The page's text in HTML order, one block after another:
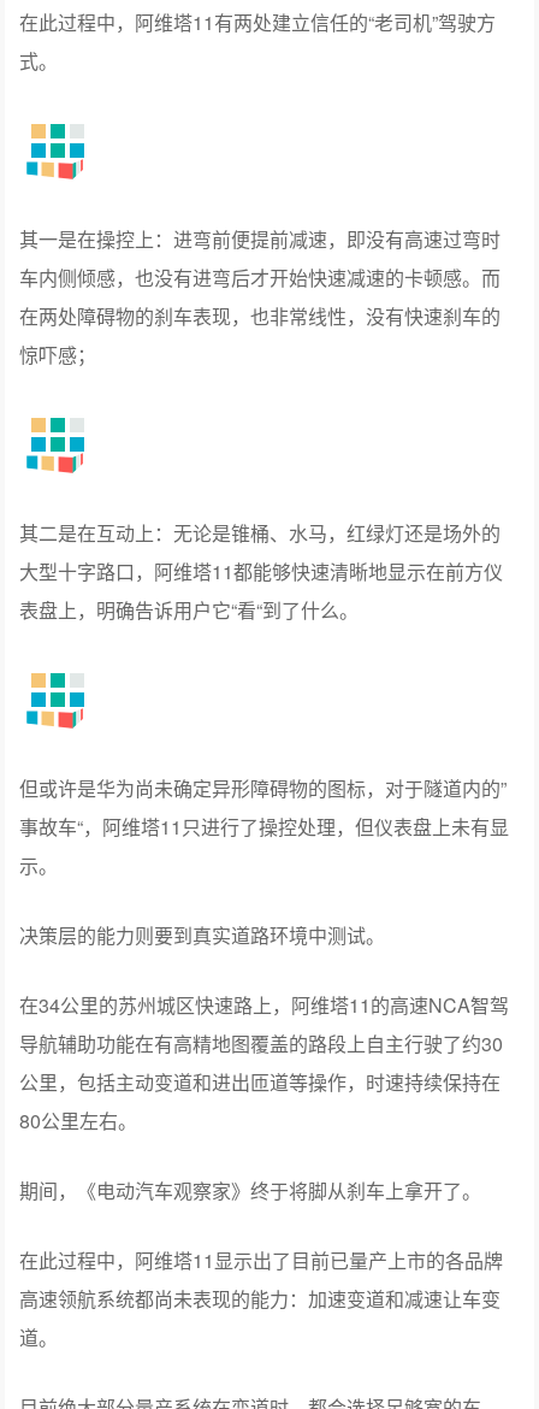
在此过程中，阿维塔11有两处建立信任的“老司机”驾驶方
式。
其一是在操控上：进弯前便提前减速，即没有高速过弯时
车内侧倾感，也没有进弯后才开始快速减速的卡顿感。而
在两处障碍物的刹车表现，也非常线性，没有快速刹车的
惊吓感；
其二是在互动上：无论是锥桶、水马，红绿灯还是场外的
大型十字路口，阿维塔11都能够快速清晰地显示在前方仪
表盘上，明确告诉用户它“看“到了什么。
但或许是华为尚未确定异形障碍物的图标，对于隧道内的”
事故车“，阿维塔11只进行了操控处理，但仪表盘上未有显
示。
决策层的能力则要到真实道路环境中测试。
在34公里的苏州城区快速路上，阿维塔11的高速NCA智驾
导航辅助功能在有高精地图覆盖的路段上自主行驶了约30
公里，包括主动变道和进出匝道等操作，时速持续保持在
80公里左右。
期间，《电动汽车观察家》终于将脚从刹车上拿开了。
在此过程中，阿维塔11显示出了目前已量产上市的各品牌
高速领航系统都尚未表现的能力：加速变道和减速让车变
道。